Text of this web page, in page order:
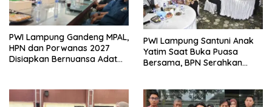
PWI Lampung Gandeng MPAL,
HPN dan Porwanas 2027
Disiapkan Bernuansa Adat
PWI Lampung Santuni Anak
Yatim Saat Buka Puasa
Bersama, BPN Serahkan